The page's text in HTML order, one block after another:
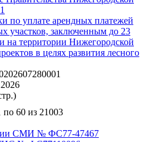
по уплате арендных платежей
участков, заключенным до 23
на территории Нижегородской
в целях развития лесного
по 60 из 21003
СМИ № ФС77-47467